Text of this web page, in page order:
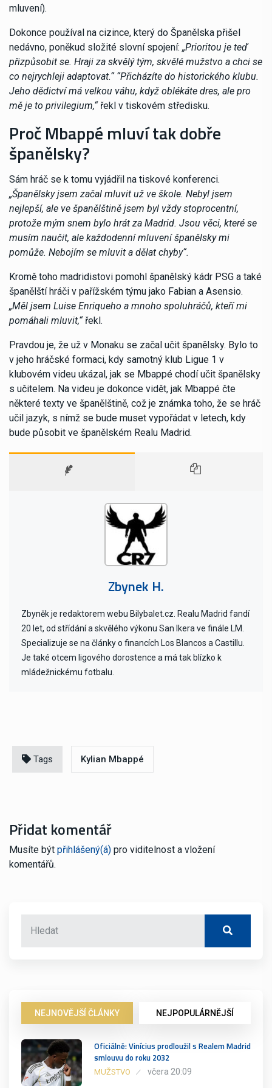
mluvení).
Dokonce používal na cizince, který do Španělska přišel
nedávno, poněkud složité slovní spojení: „Prioritou je teď
přizpůsobit se. Hraji za skvělý tým, skvělé mužstvo a chci se
co nejrychleji adaptovat.“ “Přicházíte do historického klubu.
Jeho dědictví má velkou váhu, když oblékáte dres, ale pro
mě je to privilegium,“řekl v tiskovém středisku.
Proč Mbappé mluví tak dobře
španělsky?
Sám hráč se k tomu vyjádřil na tiskové konferenci.
„Španělsky jsem začal mluvit už ve škole. Nebyl jsem
nejlepší, ale ve španělštině jsem byl vždy stoprocentní,
protože mým snem bylo hrát za Madrid. Jsou věci, které se
musím naučit, ale každodenní mluvení španělsky mi
pomůže. Nebojím se mluvit a dělat chyby“.
Kromě toho madridistovi pomohl španělský kádr PSG a také
španělští hráči v pařížském týmu jako Fabian a Asensio.
„Měl jsem Luise Enriqueho a mnoho spoluhráčů, kteří mi
pomáhali mluvit,“řekl.
Pravdou je, že už v Monaku se začal učit španělsky. Bylo to
v jeho hráčské formaci, kdy samotný klub Ligue 1 v
klubovém videu ukázal, jak se Mbappé chodí učit španělsky
s učitelem. Na videu je dokonce vidět, jak Mbappé čte
některé texty ve španělštině, což je známka toho, že se hráč
učil jazyk, s nímž se bude muset vypořádat v letech, kdy
bude působit ve španělském Realu Madrid.
Zbynek H.
Zbyněk je redaktorem webu Bilybalet.cz. Realu Madrid fandí
20 let, od střídání a skvělého výkonu San Ikera ve finále LM.
Specializuje se na články o financích Los Blancos a Castillu.
Je také otcem ligového dorostence a má tak blízko k
mládežnickému fotbalu.
Tags Kylian Mbappé
Přidat komentář
Musíte být přihlášený(á) pro viditelnost a vložení
komentářů.
NEJNOVĚJŠÍ ČLÁNKY NEJPOPULÁRNĚJŠÍ
Oficiálně: Vinícius prodloužil s Realem Madrid
smlouvu do roku 2032
MUŽSTVO včera 20:09